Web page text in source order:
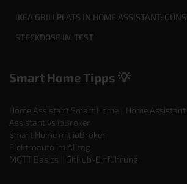
IKEA GRILLPLATS IN HOME ASSISTANT:
STECKDOSE IM TEST
Smart Home Tipps 💡
Home Assistant Smart Home Home
Assistant vs ioBroker
Smart Home mit ioBroker
Elektroauto im Alltag
MQTT Basics
GitHub-Einführung